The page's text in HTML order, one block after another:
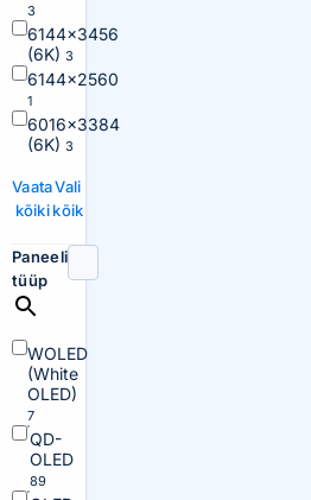
3
6144×3456
(6K) 3
6144×2560
1
6016×3384
(6K) 3
Vaata
kõiki
Vali
kõik
Paneeli
tüüp
WOLED
(White
OLED)
7
QD-
OLED
89